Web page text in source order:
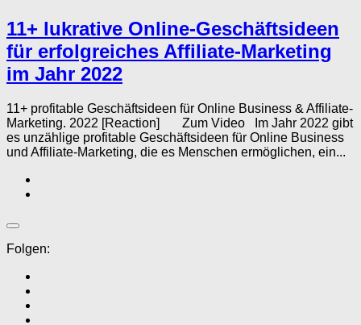
11+ lukrative Online-Geschäftsideen
für erfolgreiches Affiliate-Marketing
im Jahr 2022
11+ profitable Geschäftsideen für Online Business & Affiliate-
Marketing. 2022 [Reaction] Zum Video Im Jahr 2022 gibt
es unzählige profitable Geschäftsideen für Online Business
und Affiliate-Marketing, die es Menschen ermöglichen, ein...
Folgen: